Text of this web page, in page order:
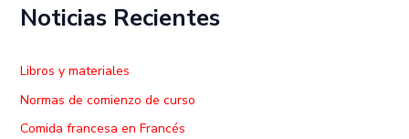
Noticias Recientes
Libros y materiales
Normas de comienzo de curso
Comida francesa en Francés